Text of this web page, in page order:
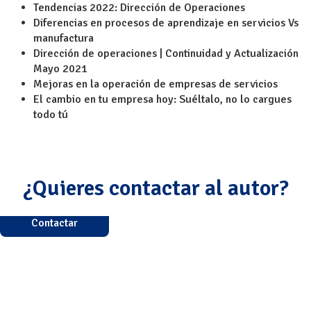
Tendencias 2022: Dirección de Operaciones
Diferencias en procesos de aprendizaje en servicios Vs
manufactura
Dirección de operaciones | Continuidad y Actualización
Mayo 2021
Mejoras en la operación de empresas de servicios
El cambio en tu empresa hoy: Suéltalo, no lo cargues
todo tú
¿Quieres contactar al autor?
Contactar